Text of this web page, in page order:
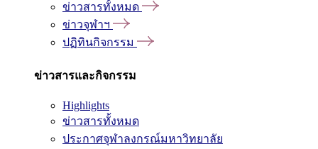
ข่าวสารทั้งหมด
ข่าวจุฬาฯ
ปฏิทินกิจกรรม
ข่าวสารและกิจกรรม
Highlights
ข่าวสารทั้งหมด
ประกาศจุฬาลงกรณ์มหาวิทยาลัย